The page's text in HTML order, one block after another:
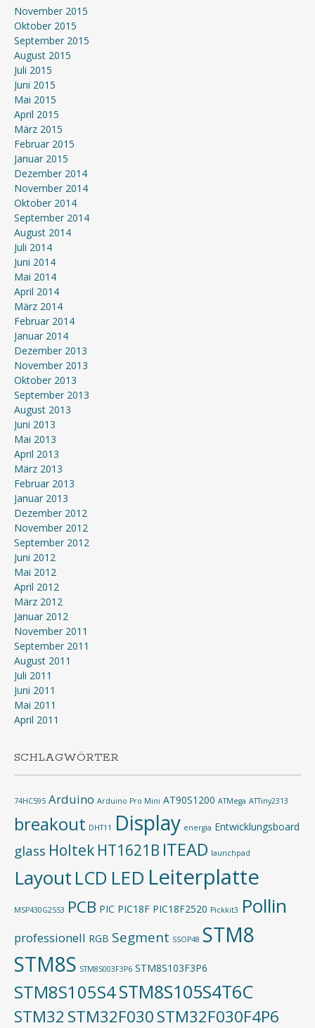
November 2015
Oktober 2015
September 2015
August 2015
Juli 2015
Juni 2015
Mai 2015
April 2015
März 2015
Februar 2015
Januar 2015
Dezember 2014
November 2014
Oktober 2014
September 2014
August 2014
Juli 2014
Juni 2014
Mai 2014
April 2014
März 2014
Februar 2014
Januar 2014
Dezember 2013
November 2013
Oktober 2013
September 2013
August 2013
Juni 2013
Mai 2013
April 2013
März 2013
Februar 2013
Januar 2013
Dezember 2012
November 2012
September 2012
Juni 2012
Mai 2012
April 2012
März 2012
Januar 2012
November 2011
September 2011
August 2011
Juli 2011
Juni 2011
Mai 2011
April 2011
SCHLAGWÖRTER
74HC595 Arduino Arduino Pro Mini AT90S1200 ATMega ATTiny2313
breakout DHT11 Display energia Entwicklungsboard
glass Holtek HT1621B ITEAD launchpad
Layout LCD LED Leiterplatte
MSP430G2553 PCB PIC PIC18F PIC18F2520 Pickkit3 Pollin
professionell RGB Segment SSOP48 STM8
STM8S STM8S003F3P6 STM8S103F3P6
STM8S105S4STM8S105S4T6C
STM32 STM32F030STM32F030F4P6